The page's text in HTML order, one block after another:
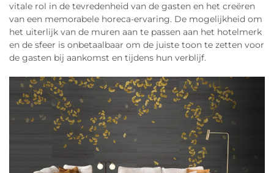
vitale rol in de tevredenheid van de gasten en het creëren
van een memorabele horeca-ervaring. De mogelijkheid om
het uiterlijk van de muren aan te passen aan het hotelmerk
en de sfeer is onbetaalbaar om de juiste toon te zetten voor
de gasten bij aankomst en tijdens hun verblijf.